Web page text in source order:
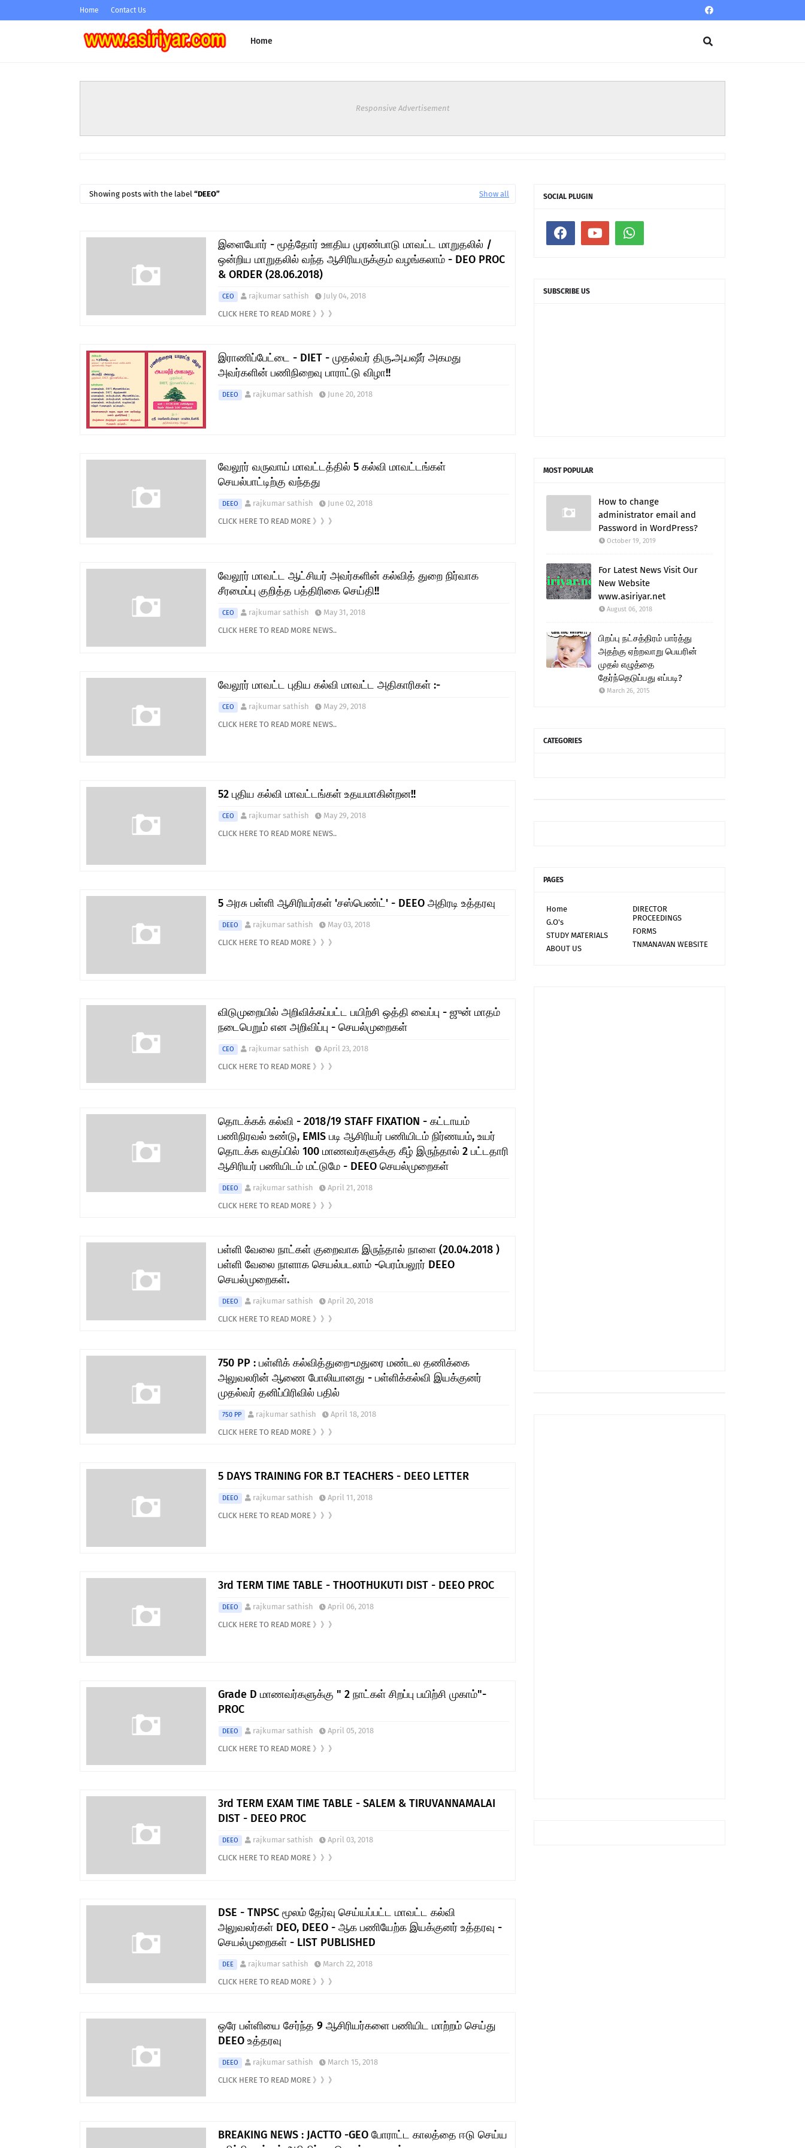
Home Contact Us
Home
Responsive Advertisement
Showing posts with the label DEEO Show all
இளையோர் - மூத்தோர் ஊதிய முரண்பாடு மாவட்ட மாறுதலில் /
ஒன்றிய மாறுதலில் வந்த ஆசிரியருக்கும் வழங்கலாம் - DEO PROC
& ORDER (28.06.2018)
CEO rajkumar sathish
July 04, 2018
CLICK HERE TO READ MORE 》》》
இராணிப்பேட்டை - DIET - முதல்வர் திரு.அ.பஷீர் அகமது
அவர்களின் பணிநிறைவு பாராட்டு விழா!!
DEEO rajkumar sathish June 20, 2018
வேலூர் வருவாய் மாவட்டத்தில் 5 கல்வி மாவட்டங்கள்
செயல்பாட்டிற்கு வந்தது
DEEO rajkumar sathish
June 02, 2018
CLICK HERE TO READ MORE 》》》
வேலூர் மாவட்ட ஆட்சியர் அவர்களின் கல்வித் துறை நிர்வாக
சீரமைப்பு குறித்த பத்திரிகை செய்தி!!
CEO rajkumar sathish
May 31, 2018
CLICK HERE TO READ MORE NEWS..
வேலூர் மாவட்ட புதிய கல்வி மாவட்ட அதிகாரிகள் :-
CEO rajkumar sathish
May 29, 2018
CLICK HERE TO READ MORE NEWS..
52 புதிய கல்வி மாவட்டங்கள் உதயமாகின்றன!!
CEO rajkumar sathish
May 29, 2018
CLICK HERE TO READ MORE NEWS..
5 அரசு பள்ளி ஆசிரியர்கள் 'சஸ்பெண்ட்' - DEEO அதிரடி உத்தரவு
DEEO rajkumar sathish
May 03, 2018
CLICK HERE TO READ MORE 》》》
விடுமுறையில் அறிவிக்கப்பட்ட பயிற்சி ஒத்தி வைப்பு - ஜுன் மாதம்
நடைபெறும் என அறிவிப்பு - செயல்முறைகள்
CEO rajkumar sathish
April 23, 2018
CLICK HERE TO READ MORE 》》》
தொடக்கக் கல்வி - 2018/19 STAFF FIXATION - கட்டாயம்
பணிநிரவல் உண்டு, EMIS படி ஆசிரியர் பணியிடம் நிர்ணயம், உயர்
தொடக்க வகுப்பில் 100 மாணவர்களுக்கு கீழ் இருந்தால் 2 பட்டதாரி
ஆசிரியர் பணியிடம் மட்டுமே - DEEO செயல்முறைகள்
DEEO rajkumar sathish
April 21, 2018
CLICK HERE TO READ MORE 》》》
பள்ளி வேலை நாட்கள் குறைவாக இருந்தால் நாளை (20.04.2018 )
பள்ளி வேலை நாளாக செயல்படலாம் -பெரம்பலூர் DEEO
செயல்முறைகள்.
DEEO rajkumar sathish
April 20, 2018
CLICK HERE TO READ MORE 》》》
750 PP : பள்ளிக் கல்வித்துறை-மதுரை மண்டல தணிக்கை
அலுவலரின் ஆணை போலியானது - பள்ளிக்கல்வி இயக்குனர்
முதல்வர் தனிப்பிரிவில் பதில்
750 PP rajkumar sathish
April 18, 2018
CLICK HERE TO READ MORE 》》》
5 DAYS TRAINING FOR B.T TEACHERS - DEEO LETTER
DEEO rajkumar sathish
April 11, 2018
CLICK HERE TO READ MORE 》》》
3rd TERM TIME TABLE - THOOTHUKUTI DIST - DEEO PROC
DEEO rajkumar sathish
April 06, 2018
CLICK HERE TO READ MORE 》》》
Grade D மாணவர்களுக்கு " 2 நாட்கள் சிறப்பு பயிற்சி முகாம்"-
PROC
DEEO rajkumar sathish
April 05, 2018
CLICK HERE TO READ MORE 》》》
3rd TERM EXAM TIME TABLE - SALEM & TIRUVANNAMALAI
DIST - DEEO PROC
DEEO rajkumar sathish
April 03, 2018
CLICK HERE TO READ MORE 》》》
DSE - TNPSC மூலம் தேர்வு செய்யப்பட்ட மாவட்ட கல்வி
அலுவலர்கள் DEO, DEEO - ஆக பணியேற்க இயக்குனர் உத்தரவு -
செயல்முறைகள் - LIST PUBLISHED
DEE rajkumar sathish
March 22, 2018
CLICK HERE TO READ MORE 》》》
ஒரே பள்ளியை சேர்ந்த 9 ஆசிரியர்களை பணியிட மாற்றம் செய்து
DEEO உத்தரவு
DEEO rajkumar sathish
March 15, 2018
CLICK HERE TO READ MORE 》》》
BREAKING NEWS : JACTTO -GEO போராட்ட காலத்தை ஈடு செய்ய
SOCIAL PLUGIN
SUBSCRIBE US
MOST POPULAR
How to change
administrator email and
Password in WordPress?
October 19, 2019
For Latest News Visit Our
New Website
www.asiriyar.net
August 06, 2018
பிறப்பு நட்சத்திரம் பார்த்து
அதற்கு ஏற்றவாறு பெயரின்
முதல் எழுத்தை
தேர்ந்தெடுப்பது எப்படி?
March 26, 2015
CATEGORIES
PAGES
Home
DIRECTOR
PROCEEDINGS
G.O's
FORMS
STUDY MATERIALS
TNMANAVAN WEBSITE
ABOUT US